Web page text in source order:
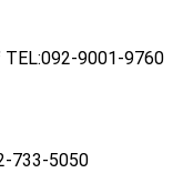
TEL:092-9001-9760
733-5050